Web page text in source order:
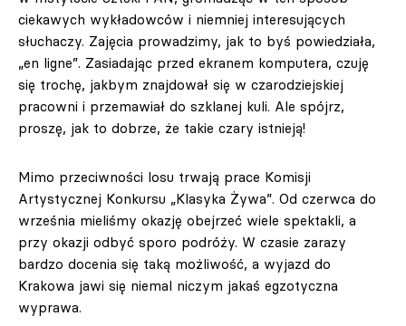
ciekawych wykładowców i niemniej interesujących
słuchaczy. Zajęcia prowadzimy, jak to byś powiedziała,
„en ligne”. Zasiadając przed ekranem komputera, czuję
się trochę, jakbym znajdował się w czarodziejskiej
pracowni i przemawiał do szklanej kuli. Ale spójrz,
proszę, jak to dobrze, że takie czary istnieją!
Mimo przeciwności losu trwają prace Komisji
Artystycznej Konkursu „Klasyka Żywa”. Od czerwca do
września mieliśmy okazję obejrzeć wiele spektakli, a
przy okazji odbyć sporo podróży. W czasie zarazy
bardzo docenia się taką możliwość, a wyjazd do
Krakowa jawi się niemal niczym jakaś egzotyczna
wyprawa.